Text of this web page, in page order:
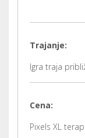
Trajanje:
Igra traja
Cena:
Pixels XL